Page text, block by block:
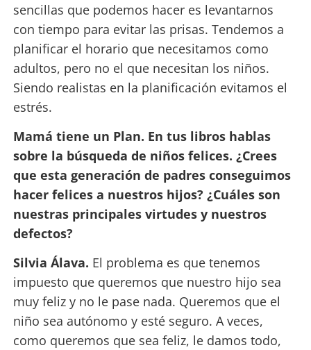
sencillas que podemos hacer es levantarnos
con tiempo para evitar las prisas. Tendemos a
planificar el horario que necesitamos como
adultos, pero no el que necesitan los niños.
Siendo realistas en la planificación evitamos el
estrés.
Mamá tiene un Plan. En tus libros hablas
sobre la búsqueda de niños felices. ¿Crees
que esta generación de padres conseguimos
hacer felices a nuestros hijos? ¿Cuáles son
nuestras principales virtudes y nuestros
defectos?
Silvia Álava. El problema es que tenemos
impuesto que queremos que nuestro hijo sea
muy feliz y no le pase nada. Queremos que el
niño sea autónomo y esté seguro. A veces,
como queremos que sea feliz, le damos todo,